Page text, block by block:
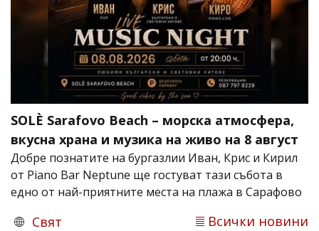
SOLÈ Sarafovo Beach – морска атмосфера,
вкусна храна и музика на живо на 8 август
Добре познатите на бургазлии Иван, Крис и Кирил
от Piano Bar Neptune ще гостуват тази събота в
едно от най-приятните места на плажа в Сарафово
Свят Всички новини